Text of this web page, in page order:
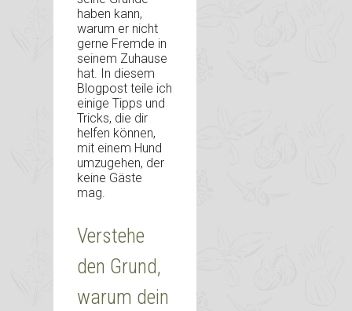
haben kann,
warum er nicht
gerne Fremde in
seinem Zuhause
hat. In diesem
Blogpost teile ich
einige Tipps und
Tricks, die dir
helfen können,
mit einem Hund
umzugehen, der
keine Gäste
mag.
Verstehe
den Grund,
warum dein